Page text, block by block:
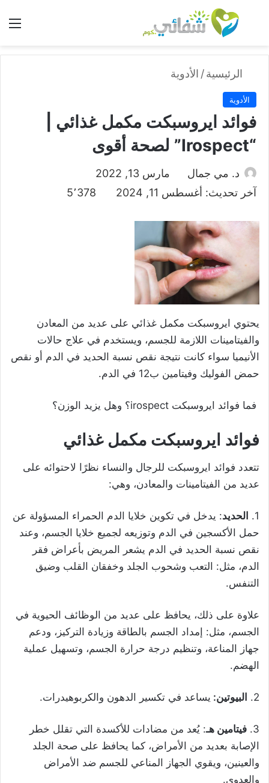
بحث عن
الرئيسية/ الأدوية
الأدوية
فوائد ايروسبكت مكمل غذائي |
“Irospect” لصحة أقوى
د. مي جمال
مارس 13, 2022
آخر تحديث: أغسطس 11, 2024
5٬378
يحتوي ايروسبكت مكمل غذائي على عديد من المعادن
والفيتامينات اللازمة للجسم، ويستخدم في علاج حالات
الأنيميا سواء كانت نتيجة نقص نسبة الحديد في الدم أو نقص
حمض الفوليك وفيتامين ب12 في الدم.
فما فوائد ايروسبكت irospect؟ وهل يزيد الوزن؟
فوائد ايروسبكت مكمل غذائي
تتعدد فوائد ايروسبكت للرجال والنساء نظرًا لاحتوائه على
عديد من الفيتامينات والمعادن، وهي:
1. الحديد: يدخل في تكوين خلايا الدم الحمراء المسؤولة عن
حمل الأكسجين في الدم وتوزيعه لجميع خلايا الجسم، وعند
نقص نسبة الحديد في الدم يشعر المريض بأعراض فقر
الدم، مثل: التعب وشحوب الجلد وخفقان القلب وضيق
التنفس.
علاوة على ذلك، يحافظ على عديد من الوظائف الحيوية في
الجسم، مثل: إمداد الجسم بالطاقة وزيادة التركيز، ودعم
جهاز المناعة، وتنظيم درجة حرارة الجسم، وتسهيل عملية
الهضم.
2. البيوتين: يساعد في تكسير الدهون والكربوهيدرات.
3. فيتامين هـ: يُعد من مضادات للأكسدة التي تقلل خطر
الإصابة بعديد من الأمراض، كما يحافظ على صحة الجلد
والعينين، ويقوي الجهاز المناعي للجسم ضد الأمراض
والعدوى.